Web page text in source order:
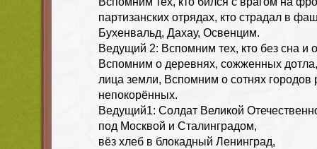
партизанских отрядах, кто страдал в
Бухенвальд, Дахау, Освенцим.
Ведущий 2: Вспомним тех, кто без сна и
Вспомним о деревнях, сожженных
лица земли, Вспомним о сотнях
непокорённых.
Ведущий1: Солдат Великой
под Москвой и Сталинградом,
вёз хлеб в блокадный Ленинград,